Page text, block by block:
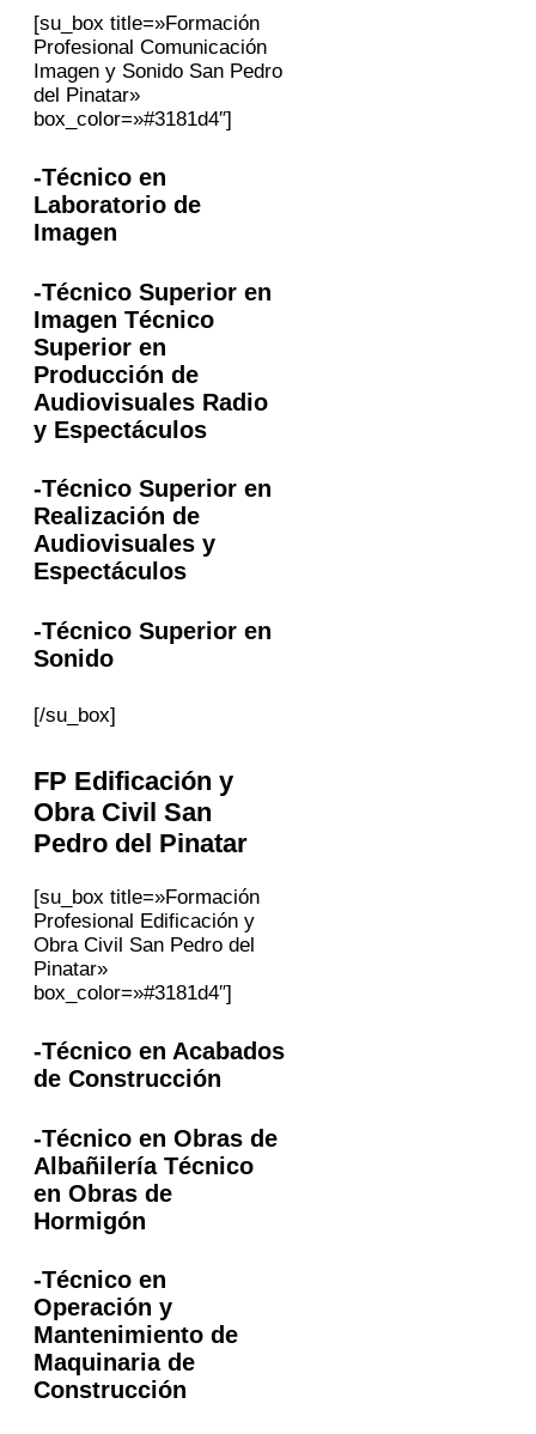
[su_box title=»Formación
Profesional Comunicación
Imagen y Sonido San Pedro
del Pinatar»
box_color=»#3181d4″]
-Técnico en
Laboratorio de
Imagen
-Técnico Superior en
Imagen Técnico
Superior en
Producción de
Audiovisuales Radio
y Espectáculos
-Técnico Superior en
Realización de
Audiovisuales y
Espectáculos
-Técnico Superior en
Sonido
[/su_box]
FP Edificación y
Obra Civil San
Pedro del Pinatar
[su_box title=»Formación
Profesional Edificación y
Obra Civil San Pedro del
Pinatar»
box_color=»#3181d4″]
-Técnico en Acabados
de Construcción
-Técnico en Obras de
Albañilería Técnico
en Obras de
Hormigón
-Técnico en
Operación y
Mantenimiento de
Maquinaria de
Construcción